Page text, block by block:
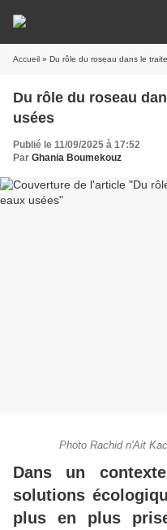
Accueil » Du rôle du roseau dans le
Du rôle du roseau
usées
Publié le 11/09/2025 à 17:52
Par Ghania Boumekouz
Photo Rachid n'Ait
Dans un
solutions
plus en plus